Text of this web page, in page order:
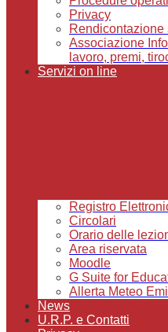
Privacy
Associazione
lavoro, premi,
Servizi on line
Registro
Circolari
Orario delle
Area riservata
Moodle
G Suite for
Allerta Meteo
News
U.R.P. e Contatti